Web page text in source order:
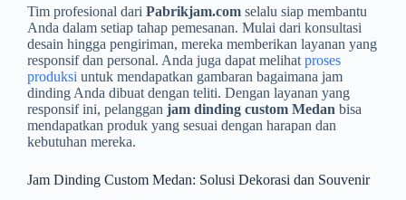
Tim profesional dari Pabrikjam.com selalu siap membantu
Anda dalam setiap tahap pemesanan. Mulai dari konsultasi
desain hingga pengiriman, mereka memberikan layanan yang
responsif dan personal. Anda juga dapat melihat proses
produksi untuk mendapatkan gambaran bagaimana jam
dinding Anda dibuat dengan teliti. Dengan layanan yang
responsif ini, pelanggan jam dinding custom Medan bisa
mendapatkan produk yang sesuai dengan harapan dan
kebutuhan mereka.
Jam Dinding Custom Medan: Solusi Dekorasi dan Souvenir